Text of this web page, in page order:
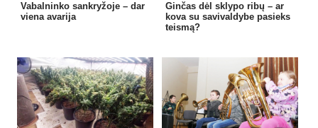
Vabalninko sankryžoje – dar
viena avarija
Ginčas dėl sklypo ribų – ar
kova su savivaldybe pasieks
teismą?